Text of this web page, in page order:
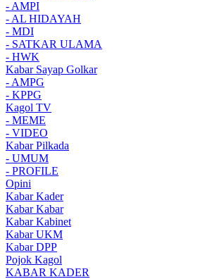
- AMPI
- AL HIDAYAH
- MDI
- SATKAR ULAMA
- HWK
Kabar Sayap Golkar
- AMPG
- KPPG
Kagol TV
- MEME
- VIDEO
Kabar Pilkada
- UMUM
- PROFILE
Opini
Kabar Kader
Kabar Kabar
Kabar Kabinet
Kabar UKM
Kabar DPP
Pojok Kagol
KABAR KADER